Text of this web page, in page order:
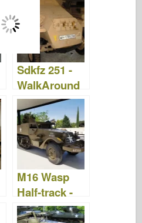
Sdkfz 251 -
WalkAround
M16 Wasp
Half-track -
Walk Around